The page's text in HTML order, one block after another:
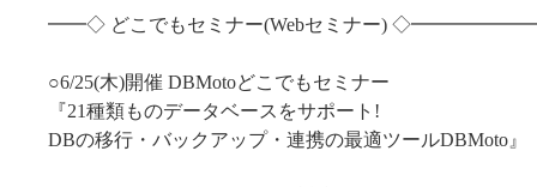
━━◇ どこでもセミナー(Webセミナー)
○6/25(木)開催 DBMotoどこでもセミナー
『21種類ものデータベースをサポート!
DBの移行・バックアップ・連携の最適ツールDBMoto』